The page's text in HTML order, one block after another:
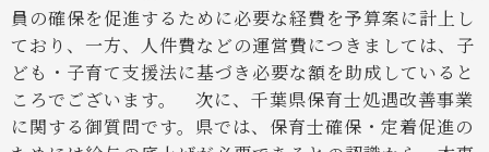
員の確保を促進するために必要な経費を予算案に計上し
ており、一方、人件費などの運営費につきましては、子
ども・子育て支援法に基づき必要な額を助成していると
ころでございます。
次に、千葉県保育士処遇改善事業
に関する御質問です。県では、保育士確保・定着促進の